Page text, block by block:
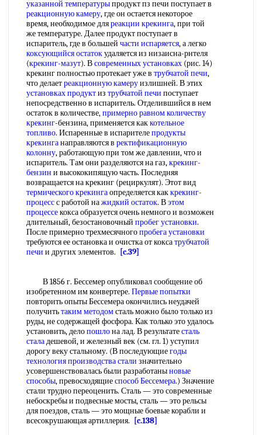
указанной температурыпродукт пз печи поступает в
реакционную камеру, где он остается некоторое
время, необходимое дляреакции крекинга, при той
же температуре. Далее продукт поступает в
испаритель, где в большей части испаряется, а легко
коксующийся остатокудаляется из низаисна-рнтеля
(крекинг-мазут). Всовременных установках (рис. 14)
крекинг полностью протекает уже в трубчатой печи,
что делаетреакционную камеруизлишней. В этих
установках продуктиз трубчатой печи поступает
непосредственно в испаритель. Отделившийся в нем
остаток в количестве,примерно равномколичеству
крекинг-бензина, применяется каккотельное
топливо. Испаренные в испарителепродукты
крекинганаправляются в ректификационную
колонну, работающую при том же давлении, что и
испаритель. Там они разделяются на газ,крекинг-
бензин и высококипящую часть. Последняя
возвращается на крекинг (рециркулят). Этот вид
термического крекингаопределяется каккрекинг-
процессс работой нажидкий остаток. Вэтом
процессекокса образуется очень немного и возможен
длительный, безостановочный пробег установки.
После примерно трехмесячногопробега установки
требуются ее остановка и очистка от коксатрубчатой
печи и других элементов. [c.39]
В 1856 г. Бессемер опубликовал сообщение об
изобретенном им конвертере. Первые попытки
повторить опыты Бессемера окончились неудачей
получитьтаким методомсталь можно было только из
руды, не содержащей фосфора. Как только это удалось
установить, делопошлона лад. В результатесталь
сталадешевой, и железный век (см. гл. 1) уступил
дорогу веку стальному. (В последующиегоды
технологияпроизводства стали значительно
усовершенствовалась были разработаныновые
способы, превосходящиеспособ Бессемера.) Значение
стали трудно переоценить. Сталь — это современные
небоскребы и подвесные мосты, сталь — это рельсы
для поездов, сталь — это мощные боевые корабли и
всесокрушающая артиллерия.
[c.138]